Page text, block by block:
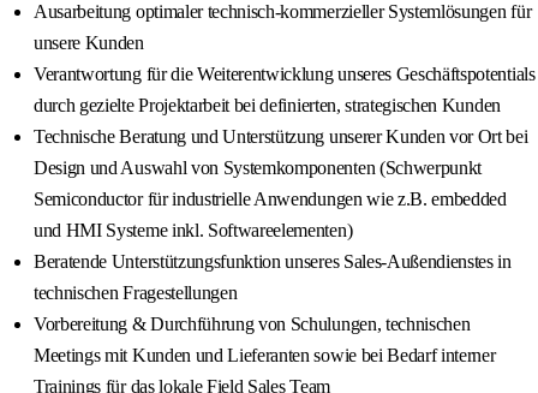
Ausarbeitung optimaler technisch-kommerzieller Systemlösungen für
unsere Kunden
Verantwortung für die Weiterentwicklung unseres Geschäftspotentials
durch gezielte Projektarbeit bei definierten, strategischen Kunden
Technische Beratung und Unterstützung unserer Kunden vor Ort bei
Design und Auswahl von Systemkomponenten (Schwerpunkt
Semiconductor für industrielle Anwendungen wie z.B. embedded
und HMI Systeme inkl. Softwareelementen)
Beratende Unterstützungsfunktion unseres Sales-Außendienstes in
technischen Fragestellungen
Vorbereitung & Durchführung von Schulungen, technischen
Meetings mit Kunden und Lieferanten sowie bei Bedarf interner
Trainings für das lokale Field Sales Team